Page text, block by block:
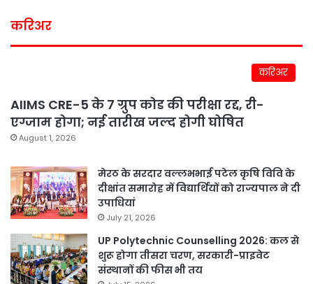
करिअर
करिअर
AIIMS CRE-5 के 7 ग्रुप कोड की परीक्षा रद्द, री-
एग्जाम होगा; नई तारीख जल्द होगी घोषित
August 1, 2026
मेरठ के सरदार वल्लभभाई पटेल कृषि विवि के
दीक्षांत समारोह में विद्यार्थियों को राज्यपाल ने दी
उपाधियां
July 21, 2026
UP Polytechnic Counselling 2026: कल से
शुरू होगा तीसरा चरण, सरकारी-प्राइवेट
संस्थानों की फीस भी तय